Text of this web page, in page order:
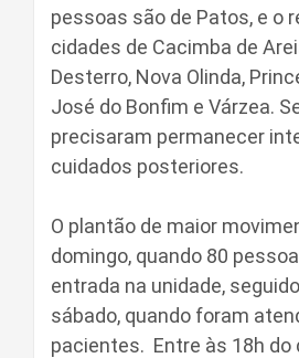
pessoas são de Patos, e o
cidades de Cacimba de
Desterro, Nova Olinda,
José do Bonfim e Várzea.
precisaram permanecer
cuidados posteriores.
O plantão de maior
domingo, quando 80
entrada na unidade,
sábado, quando foram
pacientes. Entre às 18h do